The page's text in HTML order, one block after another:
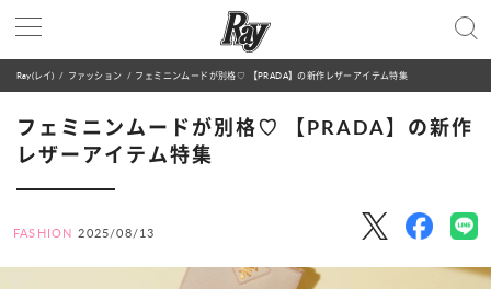
Ray(レイ) ファッション フェミニンムードが別格♡ 【PRADA】の新作レザーアイテム特集
フェミニンムードが別格♡ 【PRADA】の新作
レザーアイテム特集
FASHION 2025/08/13